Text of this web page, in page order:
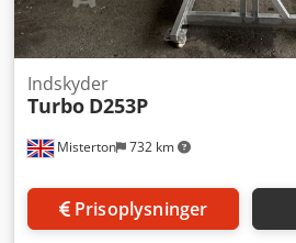
Misterton 732 km
Indskyder
Turbo D253P
Prisoplysninger